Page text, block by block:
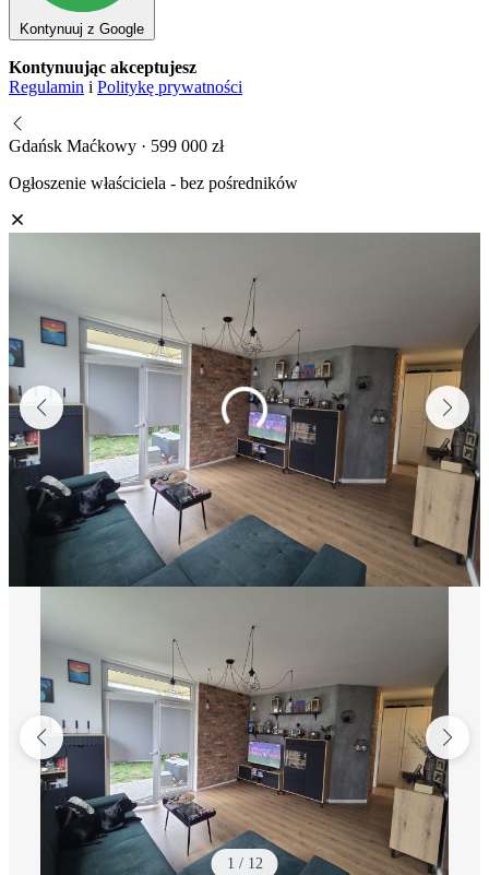
Kontynuuj z Google
Kontynuując akceptujesz
Regulamin i Politykę prywatności
Gdańsk Maćkowy · 599 000 zł
Ogłoszenie właściciela - bez pośredników
1 / 12